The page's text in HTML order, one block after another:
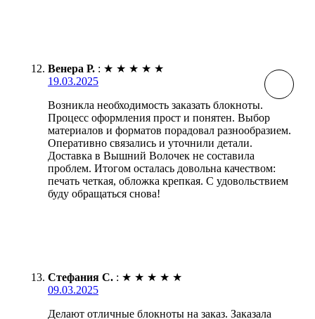
Венера Р. : ★ ★ ★ ★ ★
19.03.2025
Возникла необходимость заказать блокноты.
Процесс оформления прост и понятен. Выбор
материалов и форматов порадовал разнообразием.
Оперативно связались и уточнили детали.
Доставка в Вышний Волочек не составила
проблем. Итогом осталась довольна качеством:
печать четкая, обложка крепкая. С удовольствием
буду обращаться снова!
Стефания С. : ★ ★ ★ ★ ★
09.03.2025
Делают отличные блокноты на заказ. Заказала